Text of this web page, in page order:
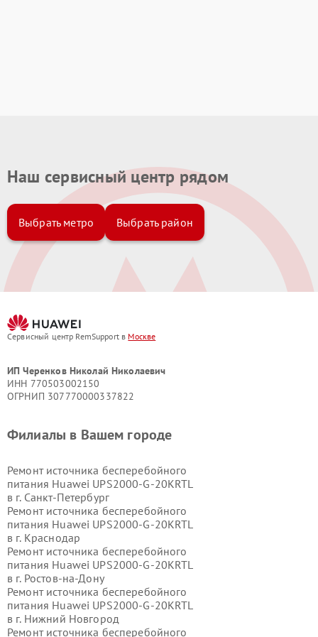
Наш сервисный центр рядом
Выбрать метро Выбрать район
Сервисный центр RemSupport в Москве
ИП Черенков Николай Николаевич
ИНН 770503002150
ОГРНИП 307770000337822
Филиалы в Вашем городе
Ремонт источника бесперебойного
питания Huawei UPS2000-G-20KRTL
в г. Санкт-Петербург
Ремонт источника бесперебойного
питания Huawei UPS2000-G-20KRTL
в г. Краснодар
Ремонт источника бесперебойного
питания Huawei UPS2000-G-20KRTL
в г. Ростов-на-Дону
Ремонт источника бесперебойного
питания Huawei UPS2000-G-20KRTL
в г. Нижний Новгород
Ремонт источника бесперебойного